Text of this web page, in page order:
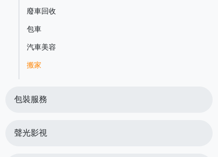
廢車回收
包車
汽車美容
搬家
包裝服務
聲光影視